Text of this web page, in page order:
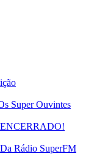
Super Ouvintes
ENCERRADO!
Rádio SuperFM